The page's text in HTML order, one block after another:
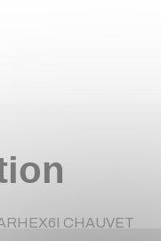
CHAUVET